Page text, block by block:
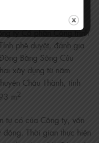
Thiên Đường
ty Cổ phần Công trình
phê duyệt, đánh gia
Bằng Sông Cửu
xây dựng từ năm
Châu Thành, tỉnh
m2
tự có của Công ty, vốn
Thời gian thực hiện